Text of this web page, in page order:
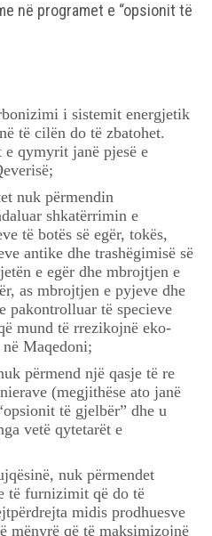
në programet e “opsionit të
i sistemit energjetik
të cilën do të zbatohet.
qymyrit janë pjesë e
nuk përmendin
shkatërrimin e
të botës së egër, tokës,
antike dhe trashëgimisë së
e egër dhe mbrojtjen e
as mbrojtjen e pyjeve dhe
pakontrolluar të specieve
mund të rrezikojnë eko-
në Maqedoni;
përmend një qasje të re
(megjithëse ato janë
të gjelbër” dhe u
vetë qytetarët e
nuk përmendet
të furnizimit që do të
midis prodhuesve
mënyrë që të maksimizojnë